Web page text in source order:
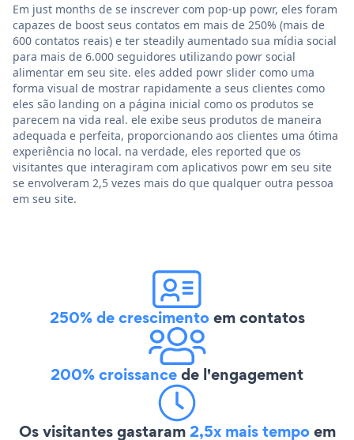
Em just months de se inscrever com pop-up powr, eles foram
capazes de boost seus contatos em mais de 250% (mais de
600 contatos reais) e ter steadily aumentado sua mídia social
para mais de 6.000 seguidores utilizando powr social
alimentar em seu site. eles added powr slider como uma
forma visual de mostrar rapidamente a seus clientes como
eles são landing on a página inicial como os produtos se
parecem na vida real. ele exibe seus produtos de maneira
adequada e perfeita, proporcionando aos clientes uma ótima
experiência no local. na verdade, eles reported que os
visitantes que interagiram com aplicativos powr em seu site
se envolveram 2,5 vezes mais do que qualquer outra pessoa
em seu site.
250% de crescimentoem contatos
200% croissancede l'engagement
Os visitantes gastaram2,5x mais tempoem